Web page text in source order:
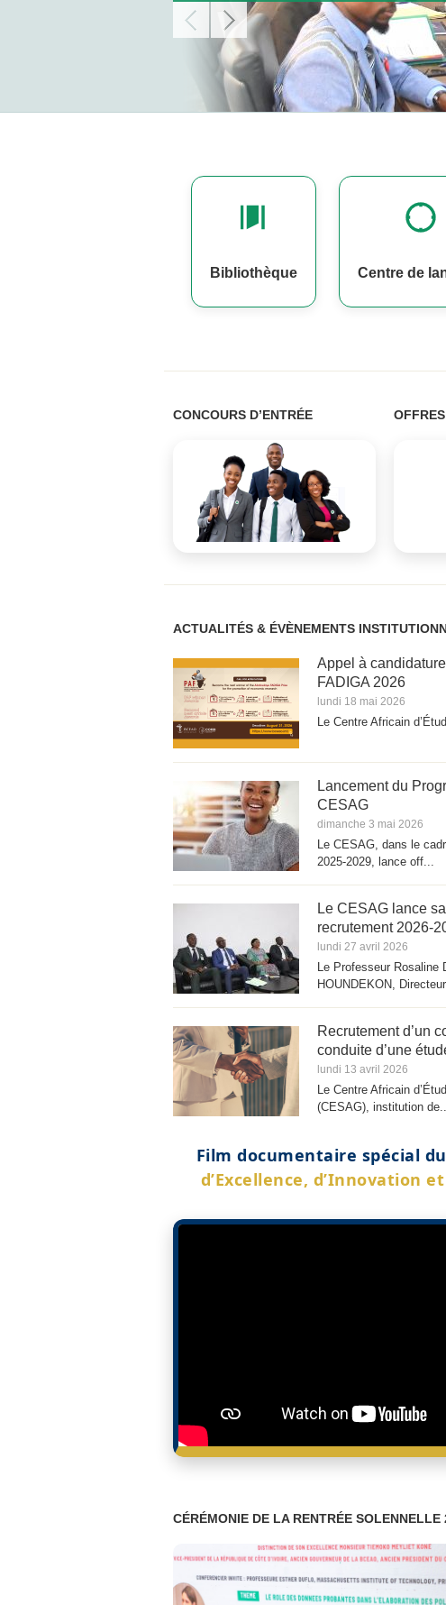
Bibliothèque Centre de
CONCOURS D’ENTRÉE
ACTUALITÉS & ÉVÈNEMENTS
Appel à
FADIGA 2026
lundi 18 mai 2026
Le Centre Africain
Lancement du
CESAG
dimanche 3 mai 2026
Le CESAG, dans le
2025‑2029, lance off...
Le CESAG lance
recrutement
lundi 27 avril 2026
Le Professeur Rosaline
HOUNDEKON,
Recrutement d’un
conduite d’une
lundi 13 avril 2026
Le Centre Africain
(CESAG), institution de...
Film documentaire spécial du
d’Excellence, d’Innovation
CÉRÉMONIE DE LA RENTRÉE SOLENNELLE